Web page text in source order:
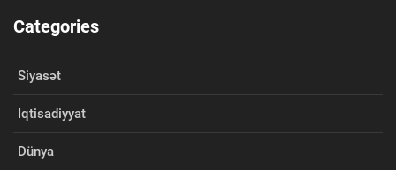
Categories
Siyasət
Iqtisadiyyat
Dünya